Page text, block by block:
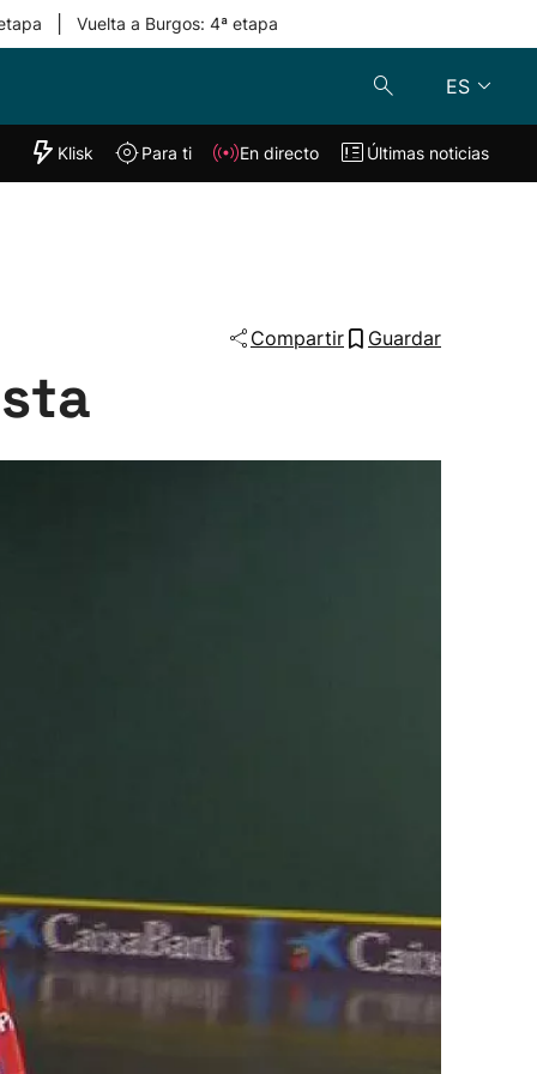
Vuelta a Burgos: 4ª etapa
ES
"Helmuga"
Klisk En directo
Klisk Para ti En directo Últimas noticias
Compartir Guardar